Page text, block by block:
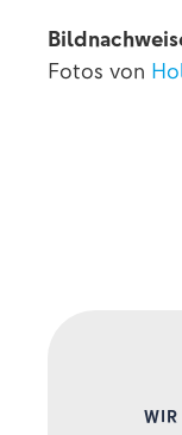
Fotos von
WIR